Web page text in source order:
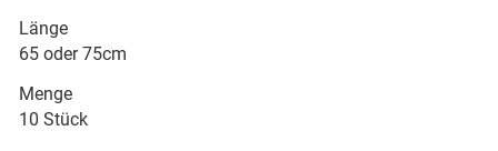
Länge
65 oder 75cm
Menge
10 Stück